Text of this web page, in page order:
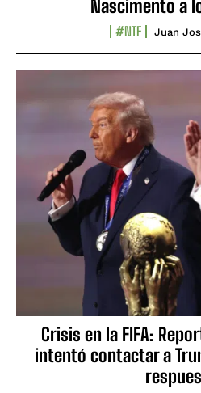
Nascimento a
#NTF Juan
Crisis en la FIFA:
intentó contactar a